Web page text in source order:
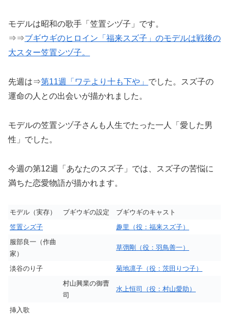
モデルは昭和の歌手「笠置シヅ子」です。
⇒⇒ブギウギのヒロイン「福来スズ子」のモデルは戦後の
大スター笠置シヅ子。
先週は⇒第11週「ワテより十も下や」 でした。スズ子の
運命の人との出会いが描かれました。
モデルの笠置シヅ子さんも人生でたった一人「愛した男
性」でした。
今週の第12週「あなたのスズ子」では、スズ子の苦悩に
満ちた恋愛物語が描かれます。
モデル（実存） ブギウギの設定
ブギウギのキャスト
笠置シズ子
趣里（役：福来スズ子）
服部良一（作曲
家）
草彅剛（役：羽鳥善一）
淡谷のり子
菊地凛子（役：茨田りつ子）
村山興業の御曹
司
水上恒司（役：村山愛助）
挿入歌